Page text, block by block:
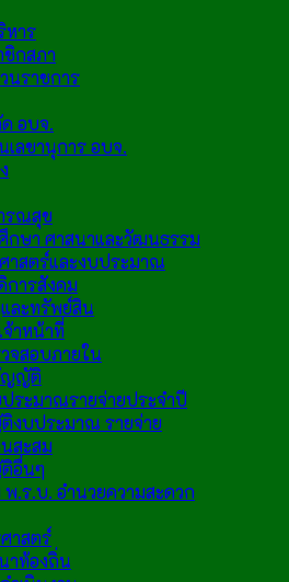
าร
กสภา
นราชการ
อบจ.
เลขานุการ อบจ.
รณสุข
กษา ศาสนาและวัฒนธรรม
าสตร์และงบประมาณ
การสังคม
ละทรัพย์สิน
จ้าหน้าที่
จสอบภายใน
ญญัติ
ระมาณรายจ่ายประจำปี
บประมาณ รายจ่าย
สะสม
อื่นๆ
.ร.บ. อำนวยความสะดวก
าสตร์
ท้องถิ่น